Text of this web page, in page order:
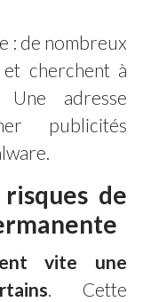
: de nombreux
cherchent à
adresse
publicités
de
vite une
. Cette